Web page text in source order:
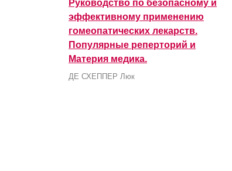
Руководство по безопасному и
эффективному применению
гомеопатических лекарств.
Популярные реперторий и
Материя медика.
ДЕ СХЕППЕР Люк